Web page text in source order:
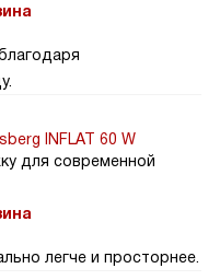
INFLAT 60 W
для современной
легче и просторнее.